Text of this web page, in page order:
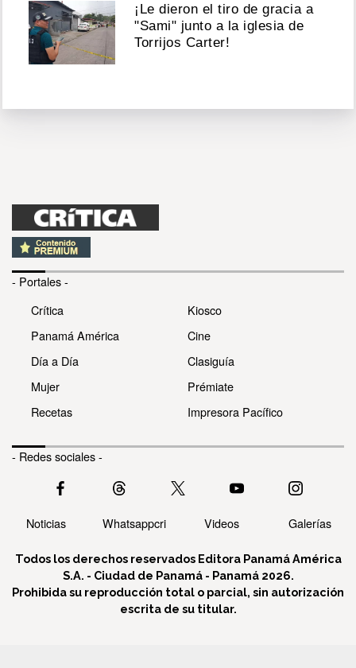
¡Le dieron el tiro de gracia a
"Sami" junto a la iglesia de
Torrijos Carter!
- Portales -
Crítica
Panamá América
Día a Día
Mujer
Recetas
Kiosco
Cine
Clasiguía
Prémiate
Impresora Pacífico
- Redes sociales -
Noticias Whatsappcri Videos Galerías
Todos los derechos reservados Editora Panamá América
S.A. - Ciudad de Panamá - Panamá 2026.
Prohibida su reproducción total o parcial, sin autorización
escrita de su titular.